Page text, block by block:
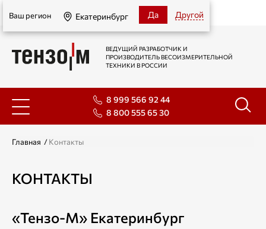
Екатеринбург
Ваш регион Екатеринбург Да Другой
ВЕДУЩИЙ РАЗРАБОТЧИК И
ПРОИЗВОДИТЕЛЬ ВЕСОИЗМЕРИТЕЛЬНОЙ
ТЕХНИКИ В РОССИИ
8 999 566 92 44
8 800 555 65 30
Главная /Контакты
КОНТАКТЫ
«Тензо-М» Екатеринбург